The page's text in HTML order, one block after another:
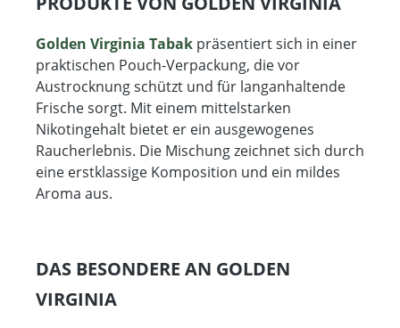
Golden Virginia Tabak präsentiert sich in einer
praktischen Pouch-Verpackung, die vor
Austrocknung schützt und für langanhaltende
Frische sorgt. Mit einem mittelstarken
Nikotingehalt bietet er ein ausgewogenes
Raucherlebnis. Die Mischung zeichnet sich durch
eine erstklassige Komposition und ein mildes
Aroma aus.
DAS BESONDERE AN GOLDEN
VIRGINIA